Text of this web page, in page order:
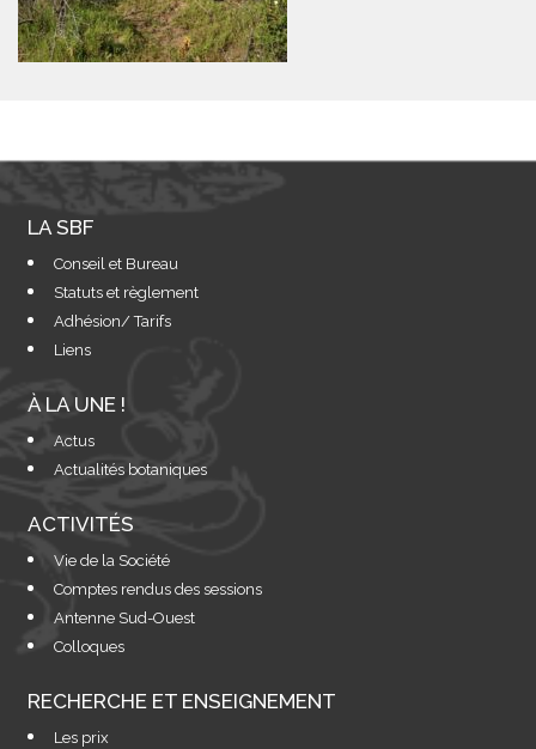
LA SBF
Conseil et Bureau
Statuts et règlement
Adhésion/ Tarifs
Liens
À LA UNE !
Actus
Actualités botaniques
ACTIVITÉS
Vie de la Société
Comptes rendus des sessions
Antenne Sud-Ouest
Colloques
RECHERCHE ET ENSEIGNEMENT
Les prix